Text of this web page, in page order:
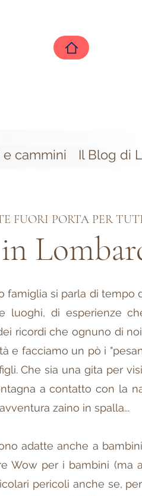
cammini Il Blog di
FUORI PORTA PER
famiglia si parla di tempo
luoghi, di esperienze
ricordi che ognuno di
e facciamo un pò i
Che sia una gita per
a contatto con la
zaino in spalla...
adatte anche a
Wow per i bambini (ma
pericoli anche se,